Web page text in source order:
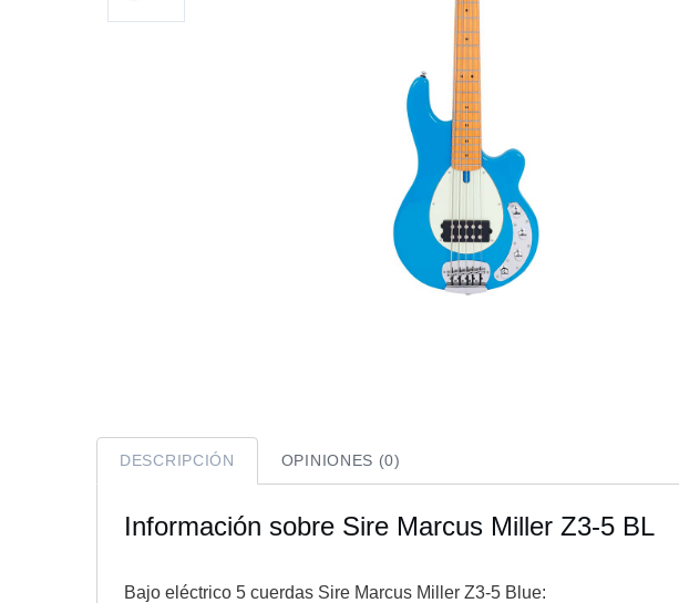
DESCRIPCIÓN OPINIONES (0)
Información sobre Sire Marcus Miller Z3-5 BL
Bajo eléctrico 5 cuerdas Sire Marcus Miller Z3-5 Blue: